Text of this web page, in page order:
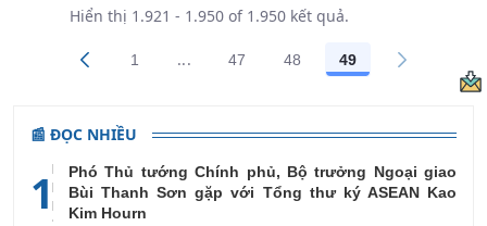
Hiển thị 1.921 - 1.950 of 1.950 kết quả.
Các trang trên cổng
1 ...Trang trung gian Use TAB to navigate.
Các trang trên cổng
47 Các trang trên cổng
48 Các trang trên
49
📰 ĐỌC NHIỀU
1
Phó Thủ tướng Chính phủ, Bộ trưởng Ngoại giao
Bùi Thanh Sơn gặp với Tổng thư ký ASEAN Kao
Kim Hourn